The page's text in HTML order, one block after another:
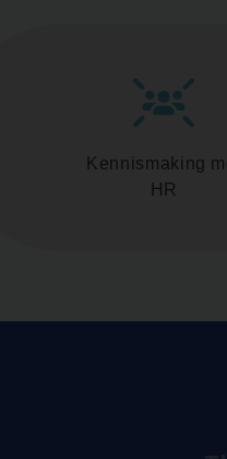
Kennismaking
HR